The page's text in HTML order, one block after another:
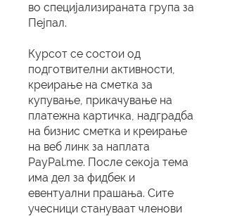
во специјализираната група за
Пејпал.
Курсот се состои од
подготвителни активности,
креирање на сметка за
купување, прикачување на
платежна картичка, надградба
на бизнис сметка и креирање
на веб линк за наплата
PayPal.me. После секоја тема
има дел за фидбек и
евентуални прашања. Сите
учесници стануваат членови